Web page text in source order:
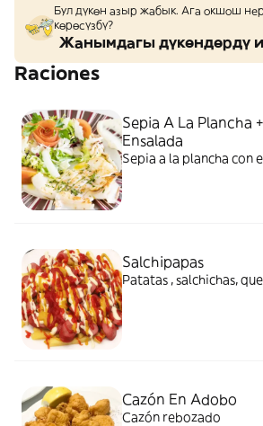
Бул дүкөн азыр жабык. Ага окшош
көрөсүзбү?
Жанымдагы дүкөндөрдү
Raciones
Sepia A La Plancha +
Ensalada
Sepia a la plancha con
Salchipapas
Patatas , salchichas,
Cazón En Adobo
Cazón rebozado